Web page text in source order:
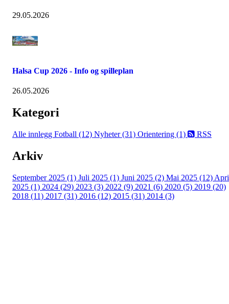
29.05.2026
Halsa Cup 2026 - Info og spilleplan
26.05.2026
Kategori
Alle innlegg Fotball (12) Nyheter (31) Orientering (1) RSS
Arkiv
September 2025 (1) Juli 2025 (1) Juni 2025 (2) Mai 2025 (12)
2025 (1) 2024 (29) 2023 (3) 2022 (9) 2021 (6) 2020 (5) 2019 (20)
2018 (11) 2017 (31) 2016 (12) 2015 (31) 2014 (3)